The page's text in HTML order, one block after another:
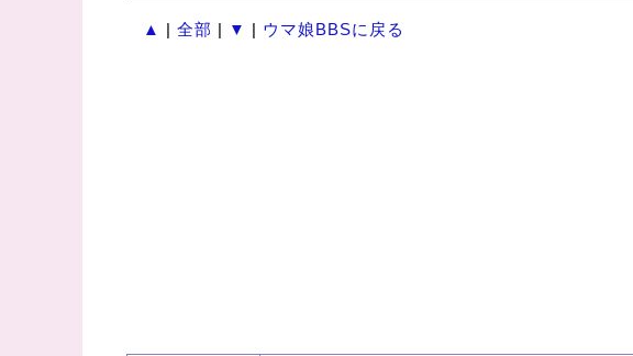
▲ | 全部 | ▼ | ウマ娘BBSに戻る